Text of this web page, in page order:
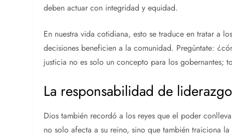
deben actuar con integridad y equidad.
En nuestra vida cotidiana, esto se traduce en tratar a
decisiones beneficien a la comunidad. Pregúntate:
justicia no es solo un concepto para los gobernantes;
La responsabilidad de liderazgo
Dios también recordó a los reyes que el poder
no solo afecta a su reino, sino que también traiciona